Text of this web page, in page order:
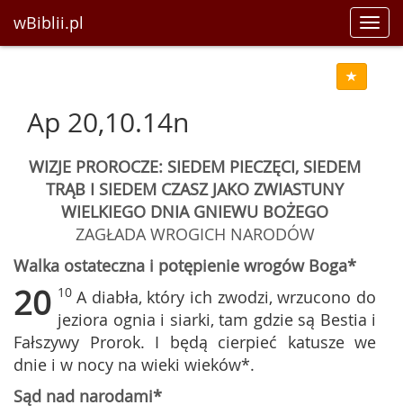
wBiblii.pl
Ap 20,10.14n
WIZJE PROROCZE: SIEDEM PIECZĘCI, SIEDEM
TRĄB I SIEDEM CZASZ JAKO ZWIASTUNY
WIELKIEGO DNIA GNIEWU BOŻEGO
ZAGŁADA WROGICH NARODÓW
Walka ostateczna i potępienie wrogów Boga*
20 10 A diabła, który ich zwodzi, wrzucono do
jeziora ognia i siarki, tam gdzie są Bestia i
Fałszywy Prorok. I będą cierpieć katusze we
dnie i w nocy na wieki wieków*.
Sąd nad narodami*